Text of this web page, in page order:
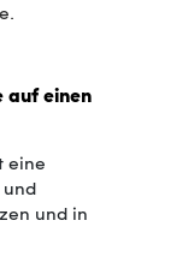
auf einen
eine
und in